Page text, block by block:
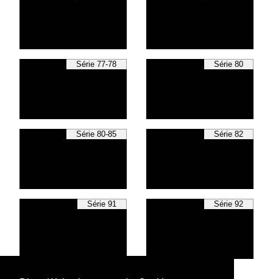
Série 77-78 Série 80
Série 80-85 Série 82
Série 91 Série 92